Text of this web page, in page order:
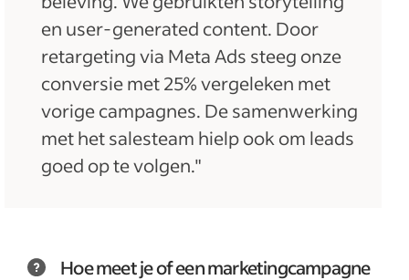
en user-generated content. Door
retargeting via Meta Ads steeg onze
conversie met 25% vergeleken met
vorige campagnes. De samenwerking
met het salesteam hielp ook om leads
goed op te volgen."
Hoe meet je of een marketingcampagne